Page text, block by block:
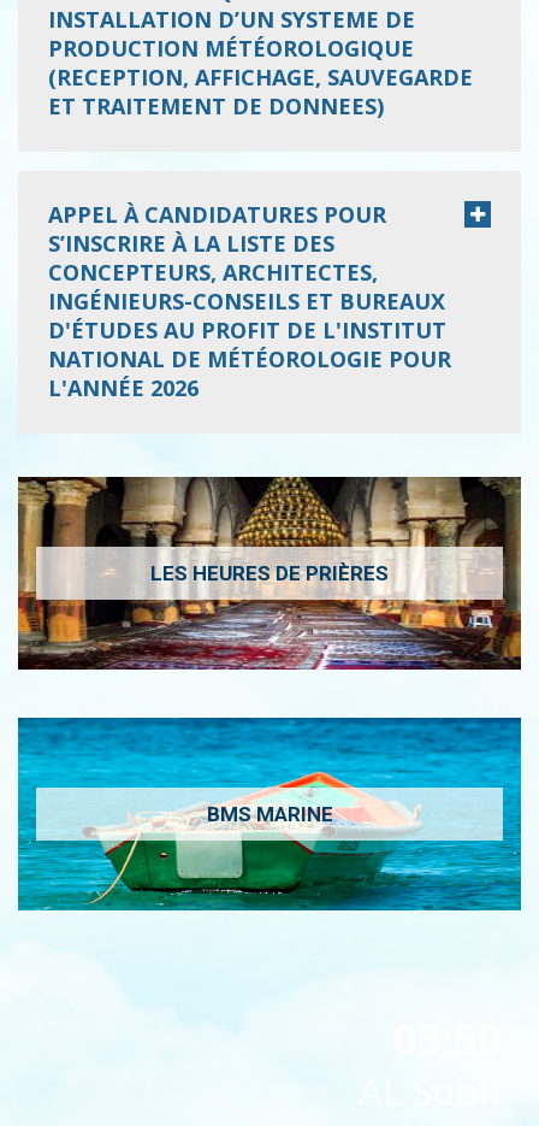
INSTALLATION D’UN SYSTEME DE
PRODUCTION MÉTÉOROLOGIQUE
(RECEPTION, AFFICHAGE, SAUVEGARDE
ET TRAITEMENT DE DONNEES)
APPEL À CANDIDATURES POUR
S’INSCRIRE À LA LISTE DES
CONCEPTEURS, ARCHITECTES,
INGÉNIEURS-CONSEILS ET BUREAUX
D'ÉTUDES AU PROFIT DE L'INSTITUT
NATIONAL DE MÉTÉOROLOGIE POUR
L'ANNÉE 2026
LES HEURES DE PRIÈRES
BMS MARINE